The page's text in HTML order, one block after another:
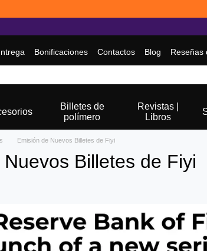
Bonificaciones Contactos Blog Reseñas
Billetes de
polímero
Revistas |
Libros
Emisión de Nuevos Billetes de Fiyi
Billetes de Fiyi